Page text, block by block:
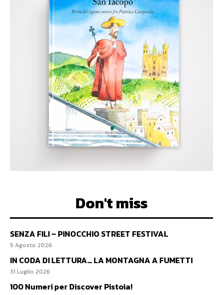
Don't miss
SENZA FILI – PINOCCHIO STREET FESTIVAL
5 Agosto 2026
IN CODA DI LETTURA… LA MONTAGNA A FUMETTI
31 Luglio 2026
100 Numeri per Discover Pistoia!